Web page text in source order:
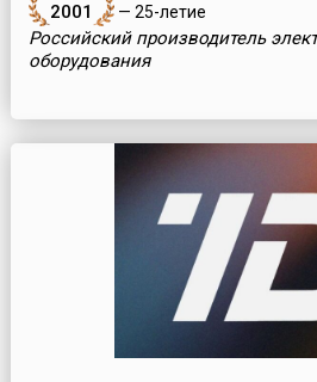
2001 — 25-летие
Российский производитель
оборудования